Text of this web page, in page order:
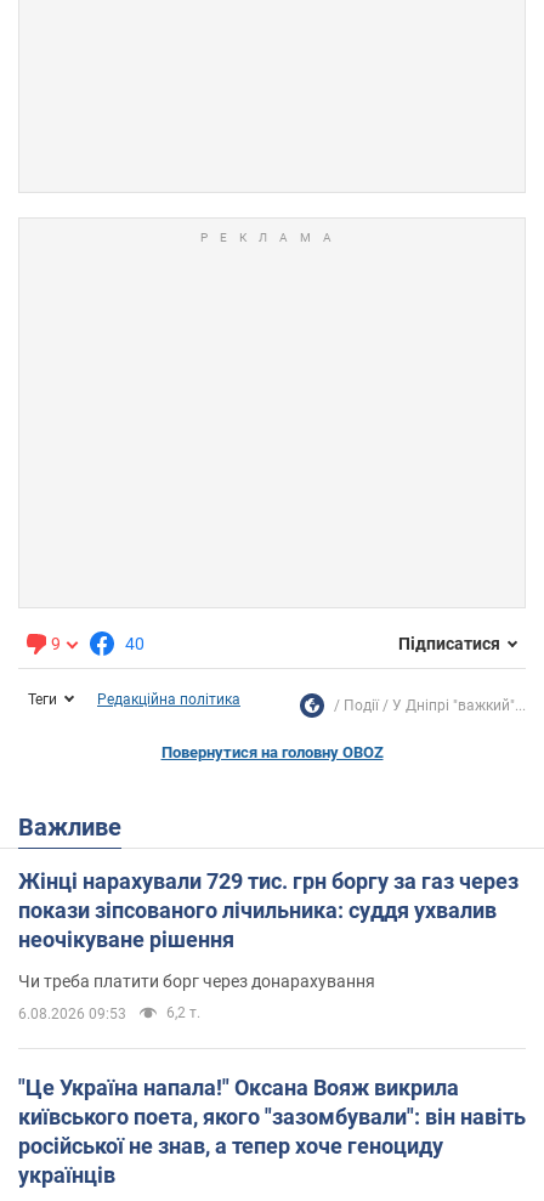
9 40 Підписатися
Теги Редакційна політика Події У Дніпрі "важкий"...
Повернутися на головну OBOZ
Важливе
Жінці нарахували 729 тис. грн боргу за газ через
покази зіпсованого лічильника: суддя ухвалив
неочікуване рішення
Чи треба платити борг через донарахування
6.08.2026 09:53 6,2 т.
"Це Україна напала!" Оксана Вояж викрила
київського поета, якого "зазомбували": він навіть
російської не знав, а тепер хоче геноциду
українців